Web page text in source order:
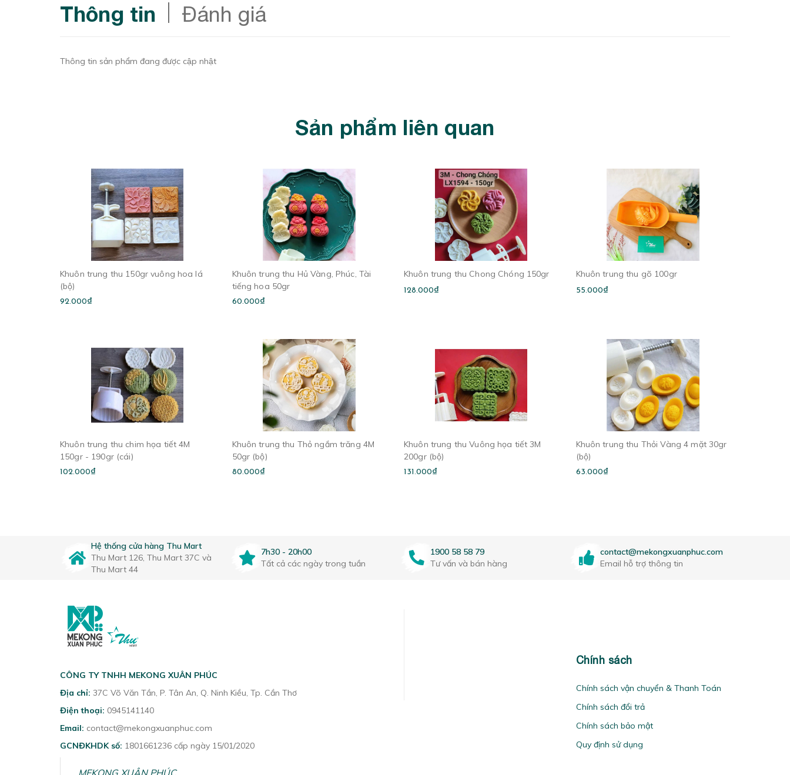
Thông tin Đánh giá
Thông tin sản phẩm đang được cập nhật
Sản phẩm liên quan
Khuôn trung thu 150gr vuông hoa lá
(bộ)
92.000₫
Khuôn trung thu Hủ Vàng, Phúc, Tài
tiếng hoa 50gr
60.000₫
Khuôn trung thu Chong Chóng 150gr
128.000₫
Khuôn trung thu gõ 100gr
55.000₫
Khuôn trung thu chim họa tiết 4M
150gr - 190gr (cái)
102.000₫
Khuôn trung thu Thỏ ngắm trăng 4M
50gr (bộ)
80.000₫
Khuôn trung thu Vuông họa tiết 3M
200gr (bộ)
131.000₫
Khuôn trung thu Thỏi Vàng 4 mặt 30gr
(bộ)
63.000₫
Hệ thống cửa hàng Thu Mart
Thu Mart 126, Thu Mart 37C và
Thu Mart 44
7h30 - 20h00
Tất cả các ngày trong tuần
1900 58 58 79
Tư vấn và bán hàng
contact@mekongxuanphuc.com
Email hỗ trợ thông tin
CÔNG TY TNHH MEKONG XUÂN PHÚC
Địa chỉ: 37C Võ Văn Tần, P. Tân An, Q. Ninh Kiều, Tp. Cần Thơ
Điện thoại: 0945141140
Email: contact@mekongxuanphuc.com
GCNĐKHDK số: 1801661236 cấp ngày 15/01/2020
Chính sách
Chính sách vận chuyển & Thanh Toán
Chính sách đổi trả
Chính sách bảo mật
Quy định sử dụng